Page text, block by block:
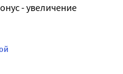
- увеличение